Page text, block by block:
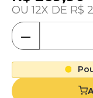
12 R$
－